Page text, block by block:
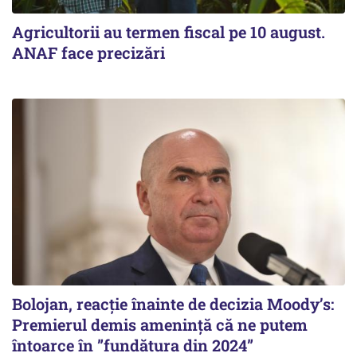
Agricultorii au termen fiscal pe 10 august.
ANAF face precizări
Bolojan, reacție înainte de decizia Moody’s:
Premierul demis amenință că ne putem
întoarce în ”fundătura din 2024”